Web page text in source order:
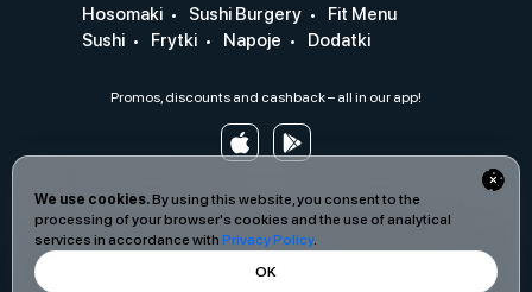
We use cookies.By using this website, you consent to the
processing of your browser's cookies and the use of analytical
services in accordance with Privacy Policy.
OK
Hosomaki
Sushi Burgery
Fit Menu
Sushi
Frytki Napoje Dodatki
Promos, discounts and cashback – all in our app!